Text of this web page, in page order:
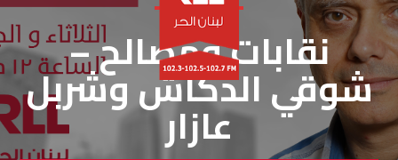
نقابات ومصالح
نقابات ومصالح –
شوقي الدكّاش وشربل
عازار